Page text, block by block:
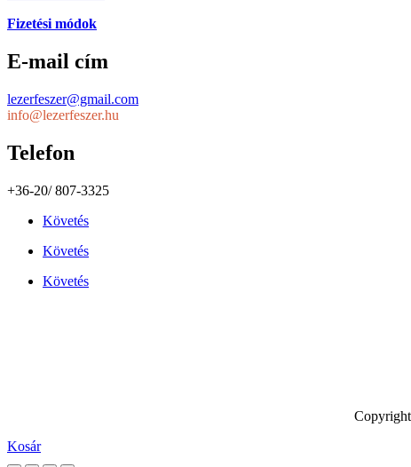
Fizetési módok
E-mail cím
lezerfeszer@gmail.com
Telefon
+36-20/ 807-3325